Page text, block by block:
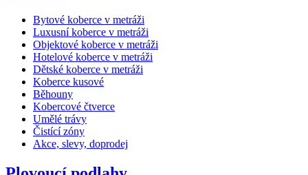
Bytové koberce v metráži
Luxusní koberce v metráži
Objektové koberce v metráži
Hotelové koberce v metráži
Dětské koberce v metráži
Koberce kusové
Běhouny
Kobercové čtverce
Umělé trávy
Čistící zóny
Akce, slevy, doprodej